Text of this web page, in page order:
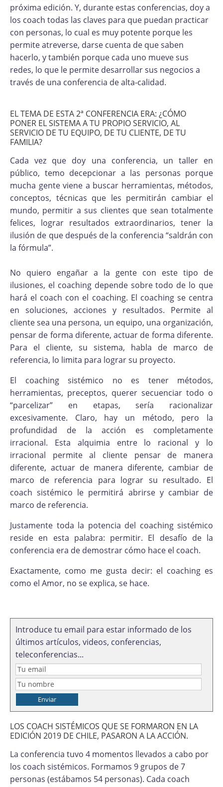
próxima edición. Y, durante estas conferencias, doy a
los coach todas las claves para que puedan practicar
con personas, lo cual es muy potente porque les
permite atreverse, darse cuenta de que saben
hacerlo, y también porque cada uno mueve sus
redes, lo que le permite desarrollar sus negocios a
través de una conferencia de alta-calidad.
EL TEMA DE ESTA 2ª CONFERENCIA ERA: ¿CÓMO
PONER EL SISTEMA A TU PROPIO SERVICIO, AL
SERVICIO DE TU EQUIPO, DE TU CLIENTE, DE TU
FAMILIA?
Cada vez que doy una conferencia, un taller en
público, temo decepcionar a las personas porque
mucha gente viene a buscar herramientas, métodos,
conceptos, técnicas que les permitirán cambiar el
mundo, permitir a sus clientes que sean totalmente
felices, lograr resultados extraordinarios, tener la
ilusión de que después de la conferencia “saldrán con
la fórmula”.
No quiero engañar a la gente con este tipo de
ilusiones, el coaching depende sobre todo de lo que
hará el coach con el coaching. El coaching se centra
en soluciones, acciones y resultados. Permite al
cliente sea una persona, un equipo, una organización,
pensar de forma diferente, actuar de forma diferente.
Para el cliente, su sistema, habla de marco de
referencia, lo limita para lograr su proyecto.
El coaching sistémico no es tener métodos,
herramientas, preceptos, querer secuenciar todo o
“parcelizar” en etapas, sería racionalizar
excesivamente. Claro, hay un método, pero la
profundidad de la acción es completamente
irracional. Esta alquimia entre lo racional y lo
irracional permite al cliente pensar de manera
diferente, actuar de manera diferente, cambiar de
marco de referencia para lograr su resultado. El
coach sistémico le permitirá abrirse y cambiar de
marco de referencia.
Justamente toda la potencia del coaching sistémico
reside en esta palabra: permitir. El desafío de la
conferencia era de demostrar cómo hace el coach.
Exactamente, como me gusta decir: el coaching es
como el Amor, no se explica, se hace.
Introduce tu email para estar informado de los
últimos artículos, videos, conferencias,
teleconferencias...
LOS COACH SISTÉMICOS QUE SE FORMARON EN LA
EDICIÓN 2019 DE CHILE, PASARON A LA ACCIÓN.
La conferencia tuvo 4 momentos llevados a cabo por
los coach sistémicos. Formamos 9 grupos de 7
personas (estábamos 54 personas). Cada coach